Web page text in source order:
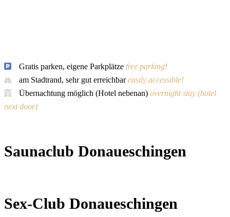
Gratis parken, eigene Parkplätze free parking!
am Stadtrand, sehr gut erreichbareasily accessible!
Übernachtung möglich (Hotel nebenan) overnight stay (hotel
next door)
Saunaclub Donaueschingen
Sex-Club Donaueschingen